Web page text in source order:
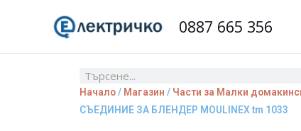
0887 665 356
Search
Начало/ Магазин / Части за Малки
СЪЕДИНИЕ ЗА БЛЕНДЕР MOULINEX tm 1033